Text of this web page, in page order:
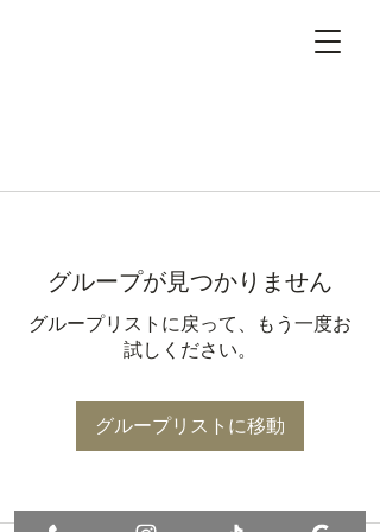
グループが見つかりません
グループリストに戻って、もう一度お
試しください。
グループリストに移動